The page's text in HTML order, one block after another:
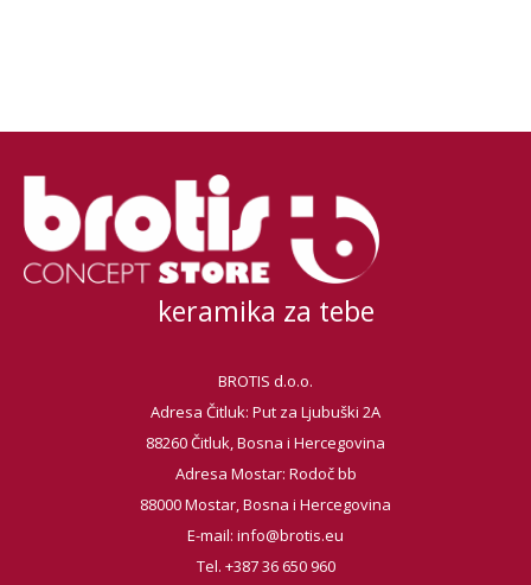
keramika za tebe
BROTIS d.o.o.
Adresa Čitluk: Put za Ljubuški 2A
88260 Čitluk, Bosna i Hercegovina
Adresa Mostar: Rodoč bb
88000 Mostar, Bosna i Hercegovina
E-mail: info@brotis.eu
Tel. +387 36 650 960